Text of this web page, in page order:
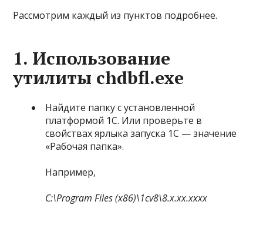
Рассмотрим каждый из пунктов подробнее.
1. Использование
утилиты chdbfl.exe
Найдите папку с установленной
платформой 1С. Или проверьте в
свойствах ярлыка запуска 1С — значение
«Рабочая папка».
Например,
C:\Program Files (x86)\1cv8\8.x.xx.xxxx